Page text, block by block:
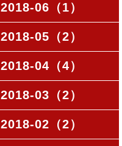
2018-06（1）
2018-05（2）
2018-04（4）
2018-03（2）
2018-02（2）